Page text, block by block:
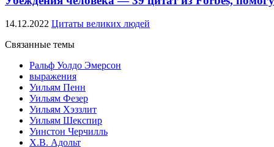
14.12.2022 Цитаты великих людей
Связанные темы
Ральф Уолдо Эмерсон
выражения
Уильям Пенн
Уильям Фезер
Уильям Хэззлит
Уильям Шекспир
Уинстон Черчилль
Х.В. Адольт